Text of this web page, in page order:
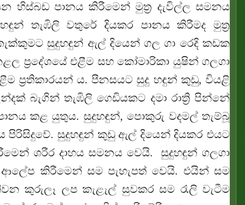
හිස්බඩ පානය කිරීමෙන් මුත්‍ර දැවිල්ල සමනය
තැඹිලි වතුරේ දියකර පානය කිරීමද මුත්‍ර
සුදුහඳුන් ඇල් දියෙන් ගල ගා රෙදි කඩක
ප්‍රදේශයේ එළීම සහ කෝමාරිකා යුෂින් ගලගා
ප්‍රතිකාරයන් ය. පීනසයට සුදු හඳුන් කුඩු, වියළි
බැගින් තැඹිලි ගෙඩියකට දමා රාත්‍රි පින්නේ
කළ යුතුය. සුදුහඳුන්, පොකුරු වදමල් තැම්බූ
පිරිසිදුවේ. සුදුහඳුන් කුඩු ඇල් දියෙන් දියකර එයට
ශරීර දාහය සමනය වෙයි. සුදුහඳුන් ගලගා
කිරීමෙන් සම පැහැපත් වෙයි. එයින් සම
කුරුලෑ ලප කැළැල් සුවකර සම රැලි වැටීම